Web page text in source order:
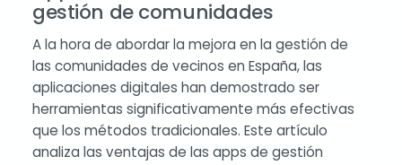
gestión de comunidades
A la hora de abordar la mejora en la gestión de
las comunidades de vecinos en España, las
aplicaciones digitales han demostrado ser
herramientas significativamente más efectivas
que los métodos tradicionales. Este artículo
analiza las ventajas de las apps de gestión